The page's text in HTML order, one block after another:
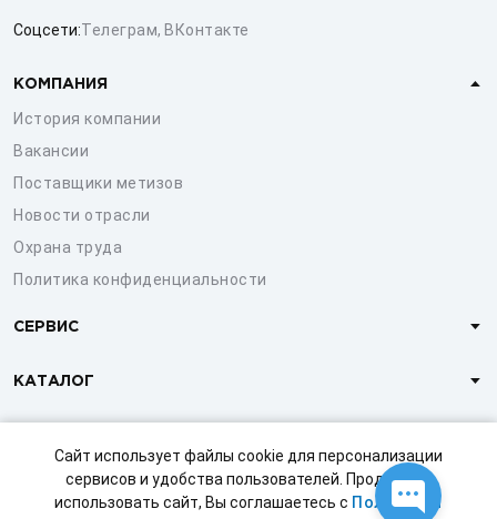
Сайт использует файлы cookie для персонализации
сервисов и удобства пользователей. Продолжая
использовать сайт, Вы соглашаетесь с Политикой
Соцсети:Телеграм, ВКонтакте
КОМПАНИЯ
История компании
Вакансии
Поставщики метизов
Новости отрасли
Охрана труда
Политика конфиденциальности
СЕРВИС
КАТАЛОГ